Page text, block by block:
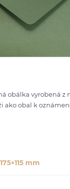
obálka vyrobená z
ako obal k
mm